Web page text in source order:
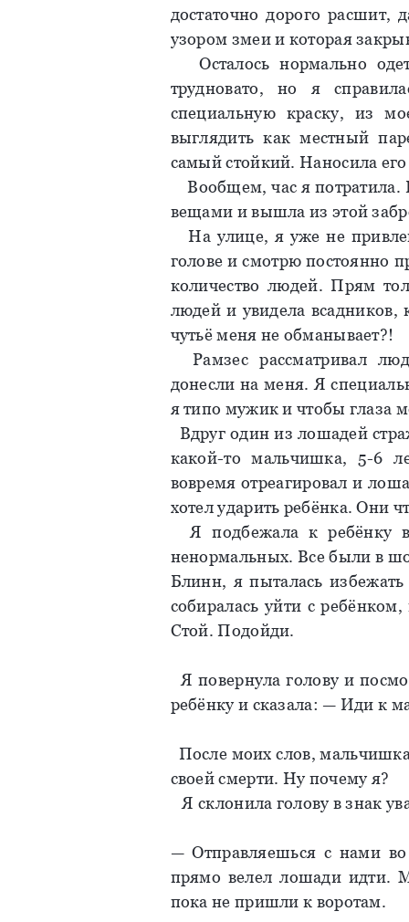
достаточно дорого расшит,
узором змеи и которая
Осталось нормально
трудновато, но я
специальную краску, из
выглядить как местный
самый стойкий. Наносила
Вообщем, час я потратила.
вещами и вышла из этой
На улице, я уже не
голове и смотрю постоянно
количество людей. Прям
людей и увидела всадников,
чутьё меня не обманывает?!
Рамзес рассматривал
донесли на меня. Я
я типо мужик и чтобы глаза
Вдруг один из лошадей
какой-то мальчишка, 5-6
вовремя отреагировал и
хотел ударить ребёнка. Они
Я подбежала к ребёнку
ненормальных. Все были в
Блинн, я пыталась
собиралась уйти с
Стой. Подойди.
Я повернула голову и
ребёнку и сказала: — Иди к
После моих слов, мальчишка
своей смерти. Ну почему я?
Я склонила голову в знак
— Отправляешься с нами
прямо велел лошади идти.
пока не пришли к воротам.